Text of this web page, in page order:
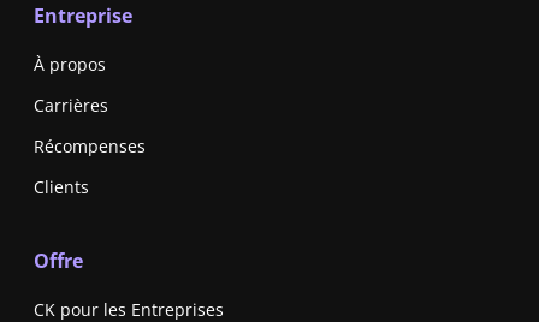
Entreprise
À propos
Carrières
Récompenses
Clients
Offre
CK pour les Entreprises